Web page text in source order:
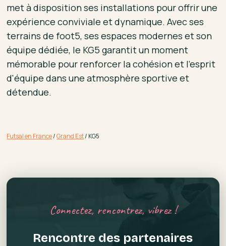
met à disposition ses installations pour offrir une
expérience conviviale et dynamique. Avec ses
terrains de foot5, ses espaces modernes et son
équipe dédiée, le KG5 garantit un moment
mémorable pour renforcer la cohésion et l'esprit
d'équipe dans une atmosphère sportive et
détendue.
Futsal en France/Grand Est/ KG5
Connectez, rencontrez, vibrez !
Rencontre des partenaires